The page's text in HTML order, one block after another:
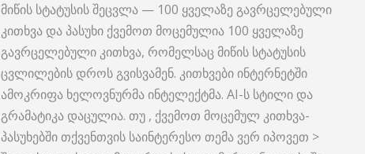
მიწის სტატუსის შეცვლა — 100 ყველაზე გავრცელებული
კითხვა და პასუხი ქვემოთ მოცემულია 100 ყველაზე
გავრცელებული კითხვა, რომელსაც მიწის სტატუსის
ცვლილების დროს გვისვამენ. კითხვები ინტერნეტში
ამოკრიფა ხელოვნურმა ინტელექტმა. AI-ს სტილი და
გრამატიკა დაცულია. თუ , ქვემოთ მოცემულ კითხვა-
პასუხებში თქვენთვის საინტერესო თემა ვერ იპოვეთ >